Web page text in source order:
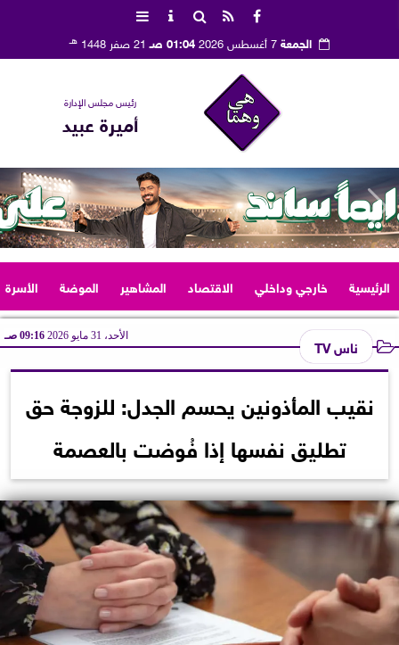
الجمعة 01:04 صـ 21 صفر 1448 هـ
رئيس مجلس الإدارة
أميرة عبيد
الرئيسية خارجي وداخلي الاقتصاد المشاهير الموضة الأسرة
ناس TV الأحد، 31 مايو 2026 09:16 صـ
نقيب المأذونين يحسم الجدل: للزوجة حق
تطليق نفسها إذا فُوضت بالعصمة